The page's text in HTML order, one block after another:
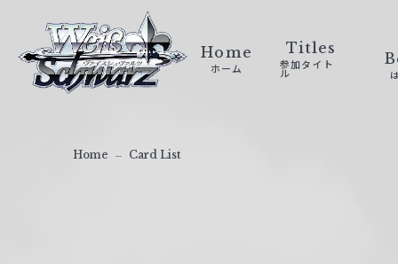
ァ
Home
ホーム
Titles
参加タイト
ル
Home Card List